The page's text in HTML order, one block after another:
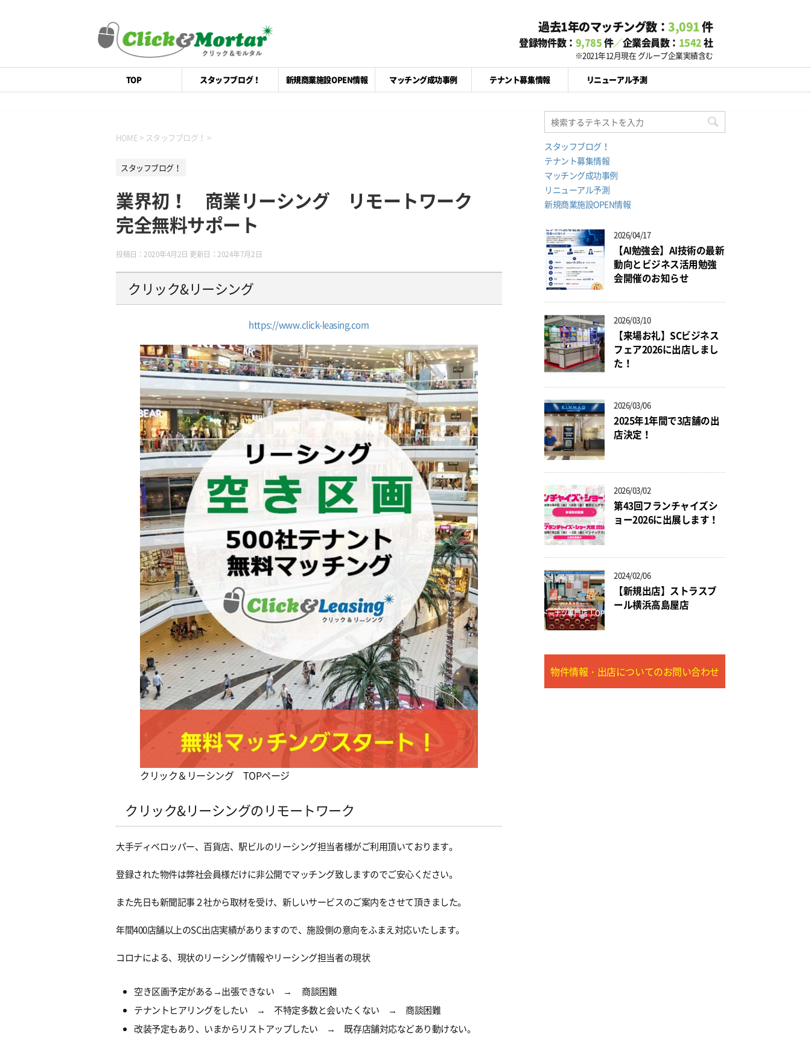
過去1年のマッチング数：3,091件
登録物件数： 9,785件／企業会員数： 1542社
※2021年12月現在 グループ企業実績含む
TOP スタッフブログ！ 新規商業施設OPEN情報 マッチング成功事例 テナント募集情報 リニューアル予測
HOME > スタッフブログ！ >
スタッフブログ！
業界初！ 商業リーシング リモートワーク
完全無料サポート
投稿日：2020年4月2日 更新日：2024年7月2日
クリック&リーシング
https://www.click-leasing.com
クリック＆リーシング TOPページ
クリック&リーシングのリモートワーク
大手ディベロッパー、百貨店、駅ビルのリーシング担当者様がご利用頂いております。
登録された物件は弊社会員様だけに非公開でマッチング致しますのでご安心ください。
また先日も新聞記事２社から取材を受け、新しいサービスのご案内をさせて頂きました。
年間400店舗以上のSC出店実績がありますので、施設側の意向をふまえ対応いたします。
コロナによる、現状のリーシング情報やリーシング担当者の現状
空き区画予定がある→出張できない → 商談困難
テナントヒアリングをしたい → 不特定多数と会いたくない → 商談困難
改装予定もあり、いまからリストアップしたい → 既存店舗対応などあり動けない。
スタッフブログ！
テナント募集情報
マッチング成功事例
リニューアル予測
新規商業施設OPEN情報
2026/04/17
【AI勉強会】AI技術の最新
動向とビジネス活用勉強
会開催のお知らせ
2026/03/10
【来場お礼】SCビジネス
フェア2026に出店しまし
た！
2026/03/06
2025年1年間で3店舗の出
店決定！
2026/03/02
第43回フランチャイズシ
ョー2026に出展します！
2024/02/06
【新規出店】ストラスブ
ール横浜高島屋店
物件情報・出店についてのお問い合わせ